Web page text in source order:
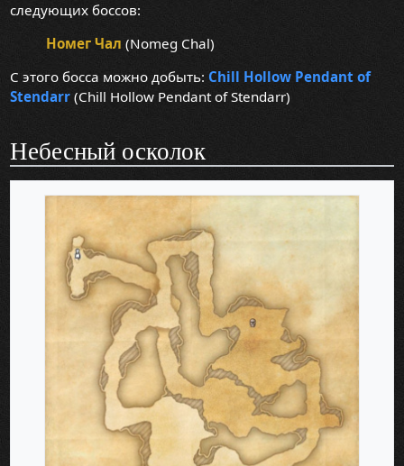
следующих боссов:
Номег Чал (Nomeg Chal)
С этого босса можно добыть: Chill Hollow Pendant of
Stendarr(Chill Hollow Pendant of Stendarr)
Небесный осколок